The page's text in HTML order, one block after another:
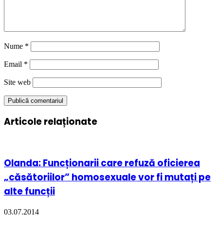
Nume *
Email *
Site web
Articole relaționate
Olanda: Funcționarii care refuză oficierea
„căsătoriilor” homosexuale vor fi mutați pe
alte funcții
03.07.2014